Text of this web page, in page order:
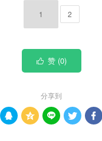
1 2
 赞 (0)
分享到
    